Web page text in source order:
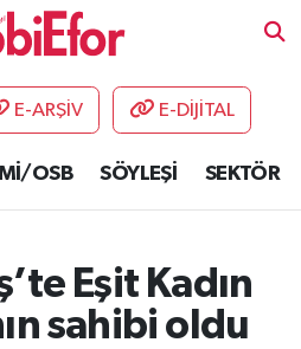
E-ARŞİV E-DİJİTAL
OSB SÖYLEŞİ SEKTÖR
Eşit Kadın
sahibi oldu